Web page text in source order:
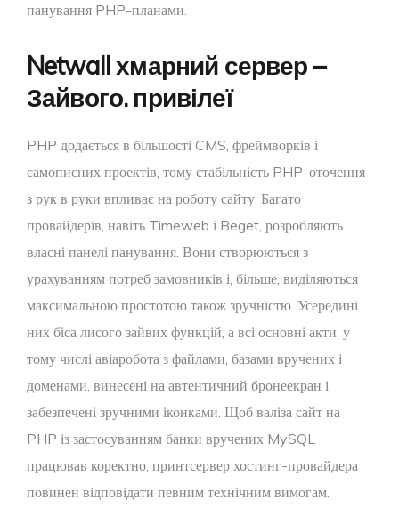
панування PHP-планами.
Netwall хмарний сервер –
Зайвого. привілеї
PHP додається в більшості CMS, фреймворків і
самописних проектів, тому стабільність PHP-оточення
з рук в руки впливає на роботу сайту. Багато
провайдерів, навіть Timeweb і Beget, розробляють
власні панелі панування. Вони створюються з
урахуванням потреб замовників і, більше, виділяються
максимальною простотою також зручністю. Усередині
них біса лисого зайвих функцій, а всі основні акти, у
тому числі авіаробота з файлами, базами вручених і
доменами, винесені на автентичний бронеекран і
забезпечені зручними іконками. Щоб валіза сайт на
PHP із застосуванням банки вручених MySQL
працював коректно, принтсервер хостинг-провайдера
повинен відповідати певним технічним вимогам.